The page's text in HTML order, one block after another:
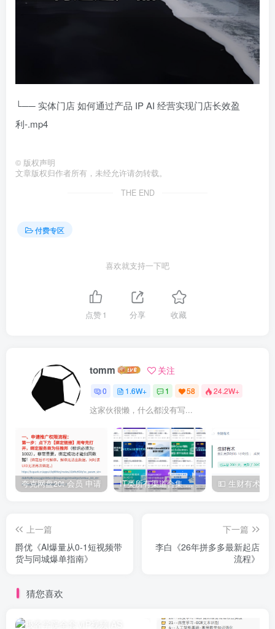
└── 实体门店 如何通过产品 IP AI 经营实现门店长效盈
利-.mp4
© 版权声明
文章版权归作者所有，未经允许请勿转载。
THE END
付费专区
喜欢就支持一下吧
点赞1 分享 收藏
tomm 关注
0 1.6W+ 1 58 24.2W+
这家伙很懒，什么都没有写...
夸克网盘20t 会员 申请 IT类所有渠道合集 持续日更，目前近四千多条资源 年费用户微信私信获取权限
上一篇
爵优《AI爆量从0-1短视频带
货与同城爆单指南》
下一篇
李白《26年拼多多最新起店
流程》
猜您喜欢